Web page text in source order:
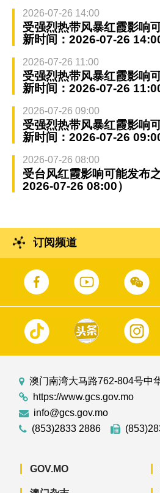
2026-07-26 14:00
受强烈热带风暴红霞影响
新时间：2026-07-26 14:00
2026-07-26 11:00
受强烈热带风暴红霞影响
新时间：2026-07-26 11:00
2026-07-26 09:00
受强烈热带风暴红霞影响
新时间：2026-07-26 09:00
2026-07-26 08:00
受台风红霞影响可能发布
2026-07-26 08:00）
订阅频道
澳门南湾大马路762-804号中
https://www.gcs.gov.mo
info@gcs.gov.mo
(853)2833 2886
GOV.MO